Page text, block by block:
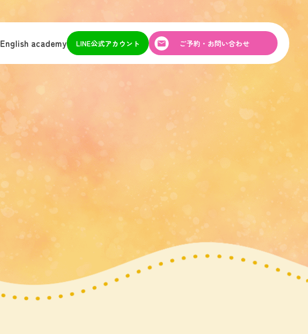
English academy LINE公式アカウント ご予約・お問い合わせ